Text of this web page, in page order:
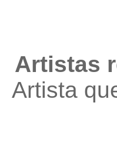
Artistas
Artista